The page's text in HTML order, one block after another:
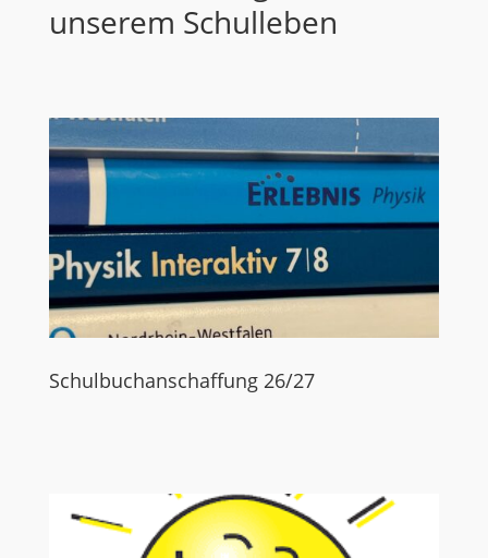
unserem Schulleben
Schulbuchanschaffung 26/27